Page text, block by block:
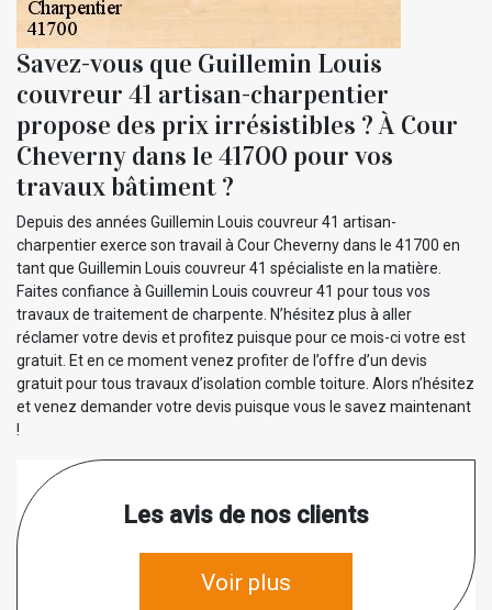
Savez-vous que Guillemin Louis
couvreur 41 artisan-charpentier
propose des prix irrésistibles ? À Cour
Cheverny dans le 41700 pour vos
travaux bâtiment ?
Depuis des années Guillemin Louis couvreur 41 artisan-
charpentier exerce son travail à Cour Cheverny dans le 41700 en
tant que Guillemin Louis couvreur 41 spécialiste en la matière.
Faites confiance à Guillemin Louis couvreur 41 pour tous vos
travaux de traitement de charpente. N’hésitez plus à aller
réclamer votre devis et profitez puisque pour ce mois-ci votre est
gratuit. Et en ce moment venez profiter de l’offre d’un devis
gratuit pour tous travaux d’isolation comble toiture. Alors n’hésitez
et venez demander votre devis puisque vous le savez maintenant
!
Les avis de nos clients
Voir plus